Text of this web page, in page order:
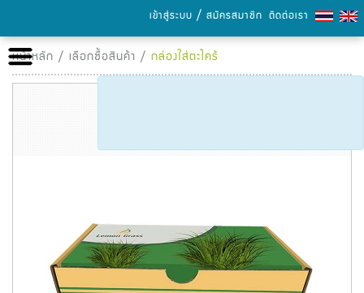
เข้าสู่ระบบ / สมัครสมาชิก ติดต่อเรา
หน้าหลัก
แคตตาล็อก
หน้าหลัก / เลือกซื้อสินค้า / กล่องใส่ตะไคร้